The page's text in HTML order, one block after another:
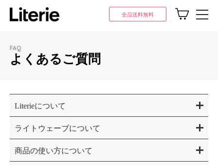
全品送料無料
FAQ
よくあるご質問
Literieについて
ライトウェーブについて
商品の使い⽅について